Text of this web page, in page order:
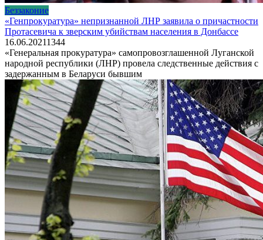
Беззаконие
«Генпрокуратура» непризнанной ЛНР заявила о причастности
Протасевича к зверским убийствам населения в Донбассе
16.06.20211344
«Генеральная прокуратура» самопровозглашенной Луганской
народной республики (ЛНР) провела следственные действия с
задержанным в Беларуси бывшим